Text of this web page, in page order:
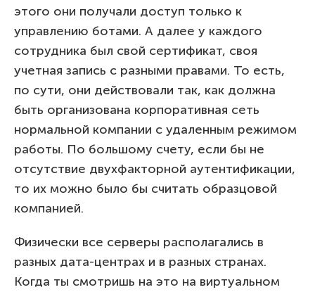
этого они получали доступ только к
управлению ботами. А далее у каждого
сотрудника был свой сертификат, своя
учетная запись с разными правами. То есть,
по сути, они действовали так, как должна
быть организована корпоративная сеть
нормальной компании с удаленным режимом
работы. По большому счету, если бы не
отсутствие двухфакторной аутентификации,
то их можно было бы считать образцовой
компанией.
Физически все серверы располагались в
разных дата-центрах и в разных странах.
Когда ты смотришь на это на виртуальном